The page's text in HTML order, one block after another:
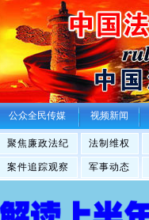
公众全民传媒 视频新闻
聚焦廉政法纪 法制维权
案件追踪观察 军事动态